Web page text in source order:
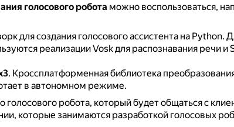
голосового робота можно воспользоваться,
для создания голосового ассистента на Python.
реализации Vosk для распознавания речи и
. Кроссплатформенная библиотека
в автономном режиме.
голосового робота, который будет общаться с
которые занимаются разработкой голосовых